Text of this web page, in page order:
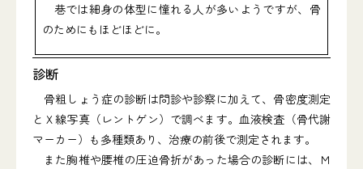
巷では細身の体型に憧れる人が多いようですが、骨
のためにもほどほどに。
診断
骨粗しょう症の診断は問診や診察に加えて、骨密度測定
とＸ線写真（レントゲン）で調べます。血液検査（骨代謝
マーカー）も多種類あり、治療の前後で測定されます。
また胸椎や腰椎の圧迫骨折があった場合の診断には、Ｍ